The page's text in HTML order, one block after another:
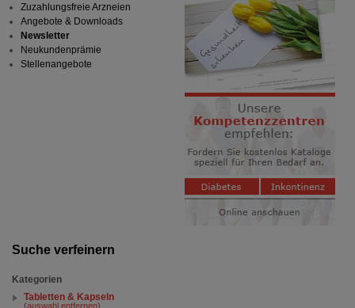
Suche verfeinern
Kategorien
Tabletten & Kapseln
(auswahl entfernen)
Zuzahlungsfreie Arzneien
Angebote & Downloads
Newsletter
Neukundenprämie
Stellenangebote